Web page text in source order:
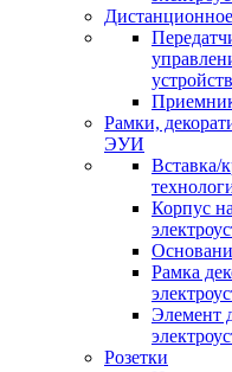
устройств
Рамки,
ЭУИ
Вставка/
Корпус
Рамка
Элемент
Розетки